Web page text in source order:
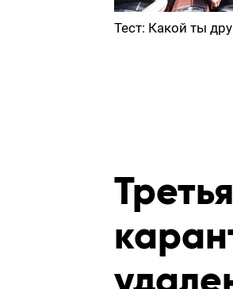
Тест: Какой ты